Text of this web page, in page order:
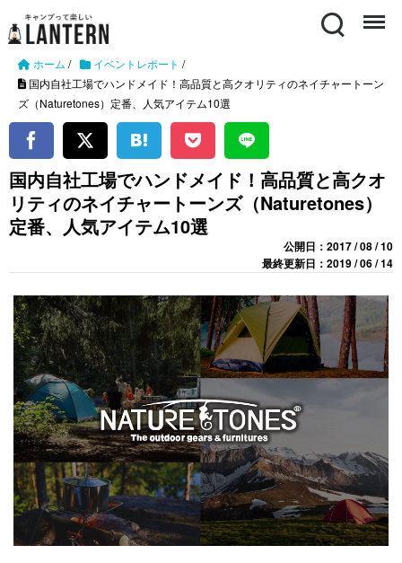
Search Menu
ホーム / イベントレポート /
国内自社工場でハンドメイド！高品質と高クオリティのネイチャートーン
ズ（Naturetones）定番、人気アイテム10選
国内自社工場でハンドメイド！高品質と高クオ
リティのネイチャートーンズ（Naturetones）
定番、人気アイテム10選
公開日：2017 / 08 / 10
最終更新日：2019 / 06 / 14